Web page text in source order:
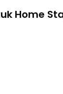
Home